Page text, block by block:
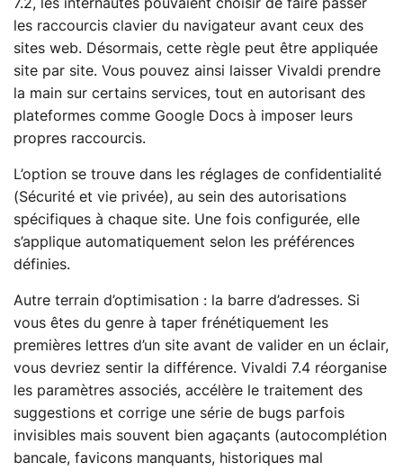
7.2, les internautes pouvaient choisir de faire passer
les raccourcis clavier du navigateur avant ceux des
sites web. Désormais, cette règle peut être appliquée
site par site. Vous pouvez ainsi laisser Vivaldi prendre
la main sur certains services, tout en autorisant des
plateformes comme Google Docs à imposer leurs
propres raccourcis.
L’option se trouve dans les réglages de confidentialité
(Sécurité et vie privée), au sein des autorisations
spécifiques à chaque site. Une fois configurée, elle
s’applique automatiquement selon les préférences
définies.
Autre terrain d’optimisation : la barre d’adresses. Si
vous êtes du genre à taper frénétiquement les
premières lettres d’un site avant de valider en un éclair,
vous devriez sentir la différence. Vivaldi 7.4 réorganise
les paramètres associés, accélère le traitement des
suggestions et corrige une série de bugs parfois
invisibles mais souvent bien agaçants (autocomplétion
bancale, favicons manquants, historiques mal